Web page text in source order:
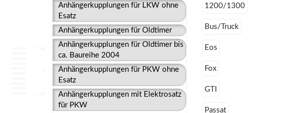
Anhängerkupplungen für LKW ohne
Esatz
Anhängerkupplungen für Oldtimer
Anhängerkupplungen für Oldtimer bis
ca. Baureihe 2004
Anhängerkupplungen für PKW ohne
Esatz
Anhängerkupplungen mit Elektrosatz
für PKW
1200/1300
Bus/Truck
Eos
Fox
GTI
Passat